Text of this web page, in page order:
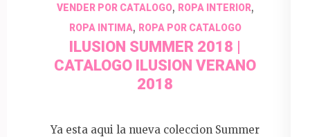
VENDER POR CATALOGO, ROPA INTERIOR,
ROPA INTIMA, ROPA POR CATALOGO
ILUSION SUMMER 2018 |
CATALOGO ILUSION VERANO
2018
Ya esta aqui la nueva coleccion Summer